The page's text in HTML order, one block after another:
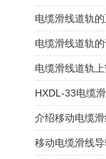
电缆滑线道轨
电缆滑线道轨
HXDL-33电缆
介绍移动电缆
移动电缆滑线